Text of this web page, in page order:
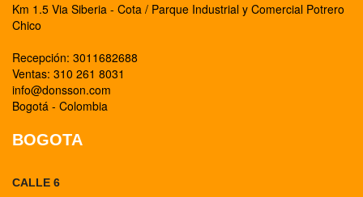
Km 1.5 Via Siberia - Cota / Parque Industrial y Comercial Potrero
Chico
Recepción: 3011682688
Ventas: 310 261 8031
info@donsson.com
Bogotá - Colombia
BOGOTA
CALLE 6